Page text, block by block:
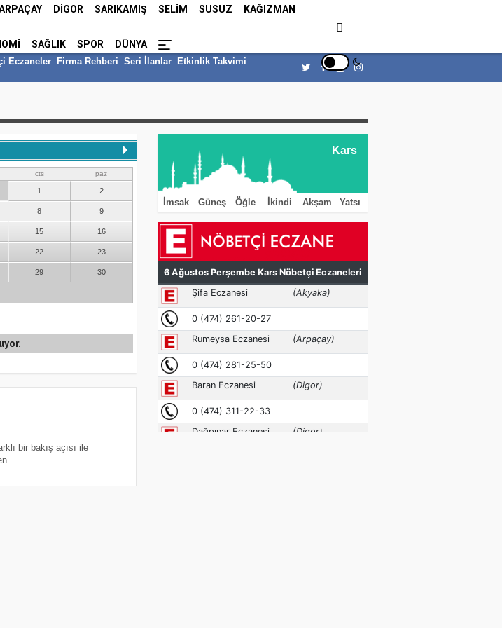
DİGOR SARIKAMIŞ SELİM SUSUZ KAĞIZMAN
SAĞLIK SPOR DÜNYA
Eczaneler Firma Rehberi Seri İlanlar Etkinlik Takvimi
cts paz
1 2
8 9
15 16
22 23
29 30
bir bakış açısı ile
Kars
İmsak Güneş Öğle İkindi Akşam Yatsı